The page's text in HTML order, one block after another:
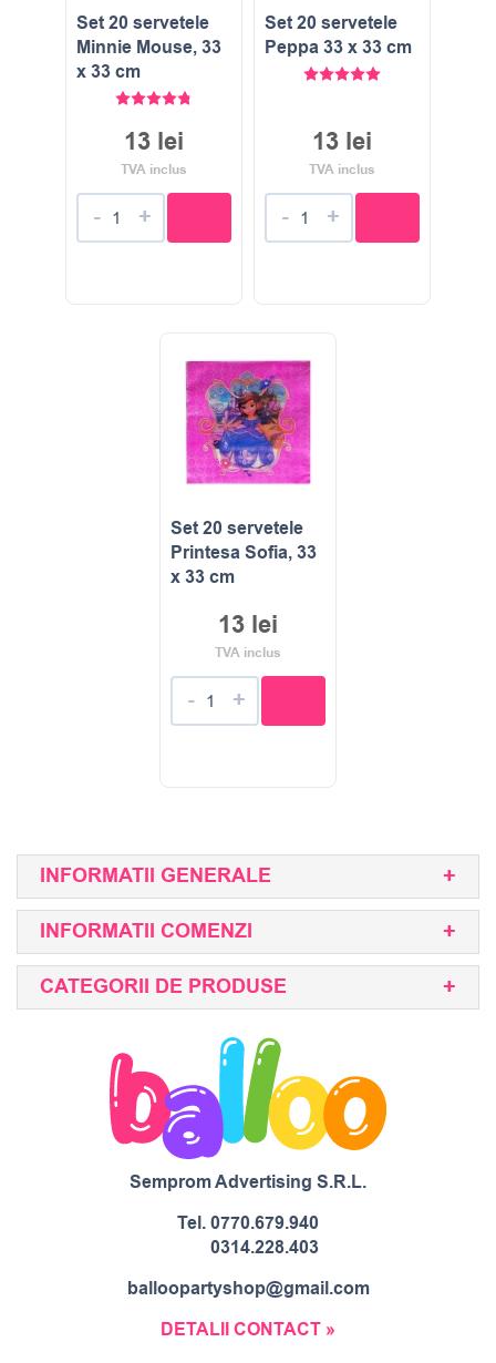
Set 20 servetele
Minnie Mouse, 33
x 33 cm
Evaluat la
13 lei
TVA inclus
- +
Set 20 servetele
Peppa 33 x 33 cm
13 lei
TVA inclus
- +
Set 20 servetele
Printesa Sofia, 33
x 33 cm
13 lei
TVA inclus
- +
INFORMATII GENERALE
INFORMATII COMENZI
CATEGORII DE PRODUSE
Semprom Advertising S.R.L.
Tel.0770.679.940
0314.228.403
balloopartyshop@gmail.com
DETALII CONTACT »